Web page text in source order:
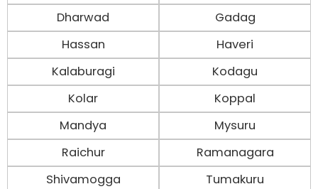
Dharwad
Gadag
Hassan
Haveri
Kalaburagi
Kodagu
Kolar
Koppal
Mandya
Mysuru
Raichur
Ramanagara
Shivamogga
Tumakuru